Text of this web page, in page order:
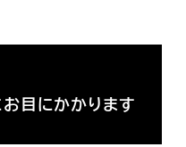
目にかかります